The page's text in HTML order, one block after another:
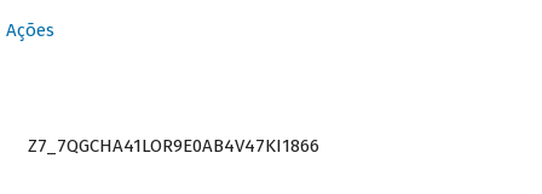
Ações
Z7_7QGCHA41LOR9E0AB4V47KI1866